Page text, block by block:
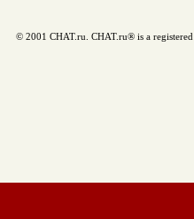
© 2001 CHAT.ru. CHAT.ru® is a